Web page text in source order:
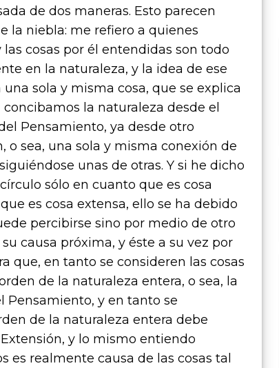
de dos maneras. Esto parecen
la niebla: me refiero a quienes
cosas por él entendidas son todo
en la naturaleza, y la idea de ese
sola y misma cosa, que se explica
la naturaleza desde el
Pensamiento, ya desde otro
sea, una sola y misma conexión de
unas de otras. Y si he dicho
sólo en cuanto que es cosa
es cosa extensa, ello se ha debido
percibirse sino por medio de otro
causa próxima, y éste a su vez por
que, en tanto se consideren las cosas
de la naturaleza entera, o sea, la
Pensamiento, y en tanto se
de la naturaleza entera debe
y lo mismo entiendo
es realmente causa de las cosas tal